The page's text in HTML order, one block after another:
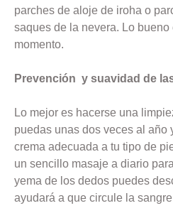
parches de aloje de iroha o
saques de la nevera. Lo bueno
momento.
Prevención y suavidad de
Lo mejor es hacerse una
puedas unas dos veces al año
crema adecuada a tu tipo de
un sencillo masaje a diario
yema de los dedos puedes
ayudará a que circule la